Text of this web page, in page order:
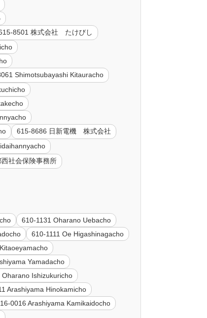
8501 株式会社 たけびし
Shimotsubayashi Kitauracho
615-8686 日新電機 株式会社
社会保険事務所
610-1131 Oharano Uebacho
610-1111 Oe Higashinagacho
Yamadacho
Oharano Ishizukuricho
Arashiyama Hinokamicho
0016 Arashiyama Kamikaidocho